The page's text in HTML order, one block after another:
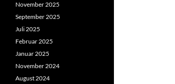
November 2025
September 2025
Juli 2025
Februar 2025
Januar 2025
November 2024
August 2024